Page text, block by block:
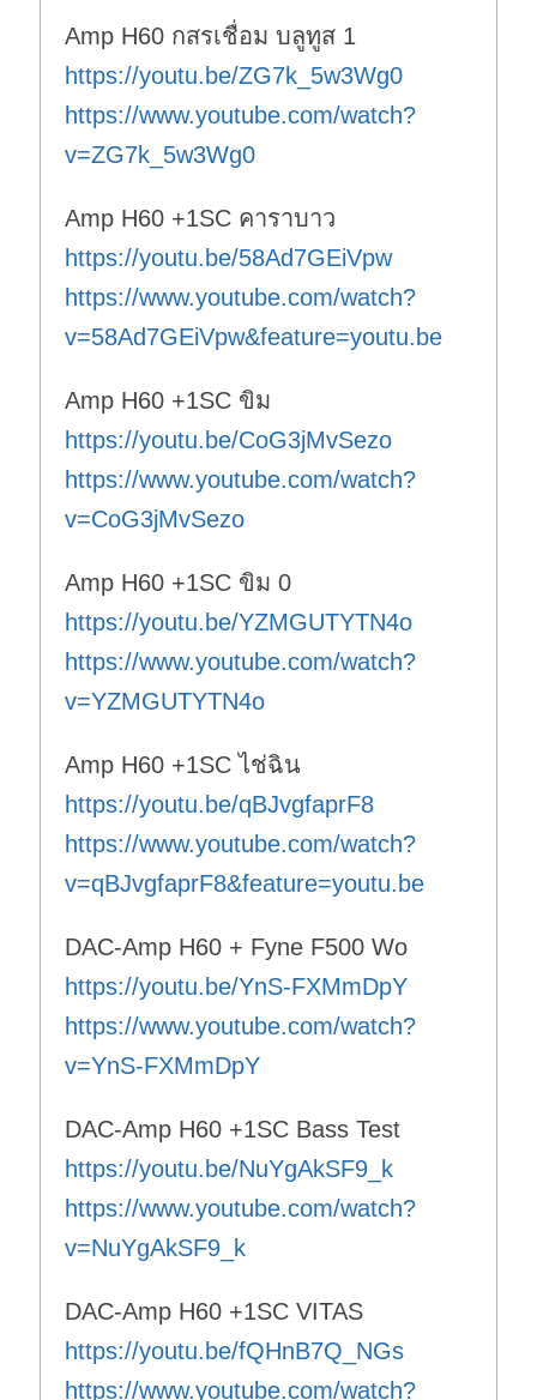
Amp H60 กสรเชื่อม บลูทูส 1
https://youtu.be/ZG7k_5w3Wg0
https://www.youtube.com/watch?
v=ZG7k_5w3Wg0
Amp H60 +1SC คาราบาว
https://youtu.be/58Ad7GEiVpw
https://www.youtube.com/watch?
v=58Ad7GEiVpw&feature=youtu.be
Amp H60 +1SC ขิม
https://youtu.be/CoG3jMvSezo
https://www.youtube.com/watch?
v=CoG3jMvSezo
Amp H60 +1SC ขิม 0
https://youtu.be/YZMGUTYTN4o
https://www.youtube.com/watch?
v=YZMGUTYTN4o
Amp H60 +1SC ไช่ฉิน
https://youtu.be/qBJvgfaprF8
https://www.youtube.com/watch?
v=qBJvgfaprF8&feature=youtu.be
DAC-Amp H60 + Fyne F500 Wo
https://youtu.be/YnS-FXMmDpY
https://www.youtube.com/watch?
v=YnS-FXMmDpY
DAC-Amp H60 +1SC Bass Test
https://youtu.be/NuYgAkSF9_k
https://www.youtube.com/watch?
v=NuYgAkSF9_k
DAC-Amp H60 +1SC VITAS
https://youtu.be/fQHnB7Q_NGs
https://www.youtube.com/watch?